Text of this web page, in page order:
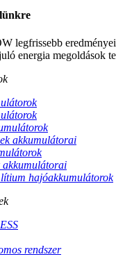
legfrissebb
energia megoldások
akkumulátorai
akkumulátorai
lítium hajóakkumulátorok
rendszer